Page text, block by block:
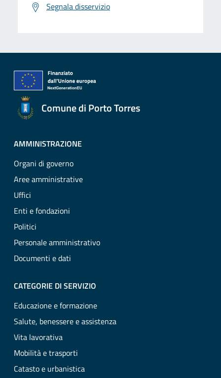
Segnala disservizio
Comune di Porto Torres
AMMINISTRAZIONE
Organi di governo
Aree amministrative
Uffici
Enti e fondazioni
Politici
Personale amministrativo
Documenti e dati
CATEGORIE DI SERVIZIO
Educazione e formazione
Salute, benessere e assistenza
Vita lavorativa
Mobilità e trasporti
Catasto e urbanistica